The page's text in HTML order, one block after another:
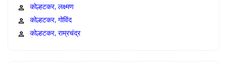
कोल्हटकर, लक्ष्मण
कोल्हटकर, गोविंद
कोल्हटकर, राम्रचंद्र